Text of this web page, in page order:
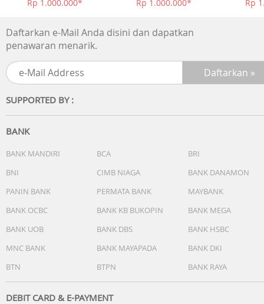
Rp 1.000.000*
Rp 1.000.000*
Rp
Daftarkan e-Mail Anda disini dan dapatkan
penawaran menarik.
SUPPORTED BY :
BANK
BANK MANDIRI BCA
BRI
BNI
CIMB NIAGA
BANK DANAMON
PANIN BANK
PERMATA BANK
MAYBANK
BANK OCBC
BANK KB BUKOPIN
BANK MEGA
BANK UOB
BANK DBS
BANK HSBC
MNC BANK
BANK MAYAPADA
BANK DKI
BTN
BTPN BANK RAYA
DEBIT CARD & E-PAYMENT